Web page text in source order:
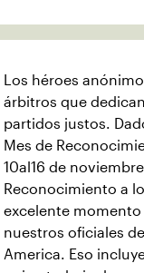
Los héroes
árbitros que
partidos justos.
Mes de
10al16 de
Reconocimiento a
excelente
nuestros oficiales
America. Eso